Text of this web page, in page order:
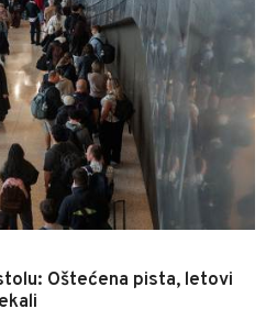
Oštećena pista, letovi